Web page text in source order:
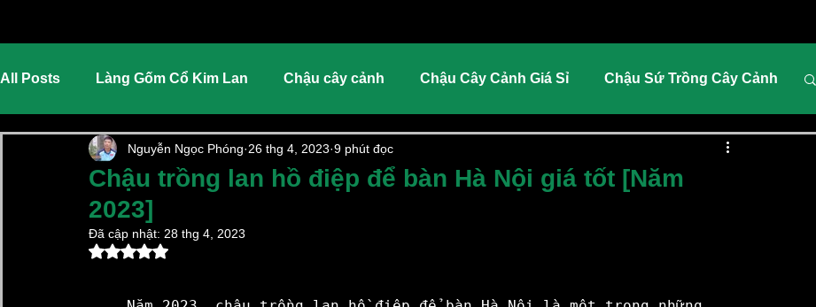
All Posts Làng Gốm Cổ Kim Lan Chậu cây cảnh Chậu Cây Cảnh Giá Sỉ Chậu Sứ Trồng Cây Cảnh
Chậu Sứ Trồng Lan Hồ Điệp Chậu Cây Cảnh Xi Măng Hà Nội
Chum sành ngâm rượu
Chậu trồng lan hồ điệp để bàn Hà Nội giá tốt [Năm
2023]
Nguyễn Ngọc Phóng 26 thg 4, 2023 9 phút đọc
Đã cập nhật: 28 thg 4, 2023
Đã xếp hạng NaN/5 sao.